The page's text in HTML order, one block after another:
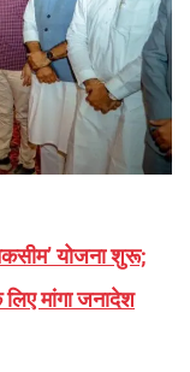
योजना शुरू;
मांगा जनादेश